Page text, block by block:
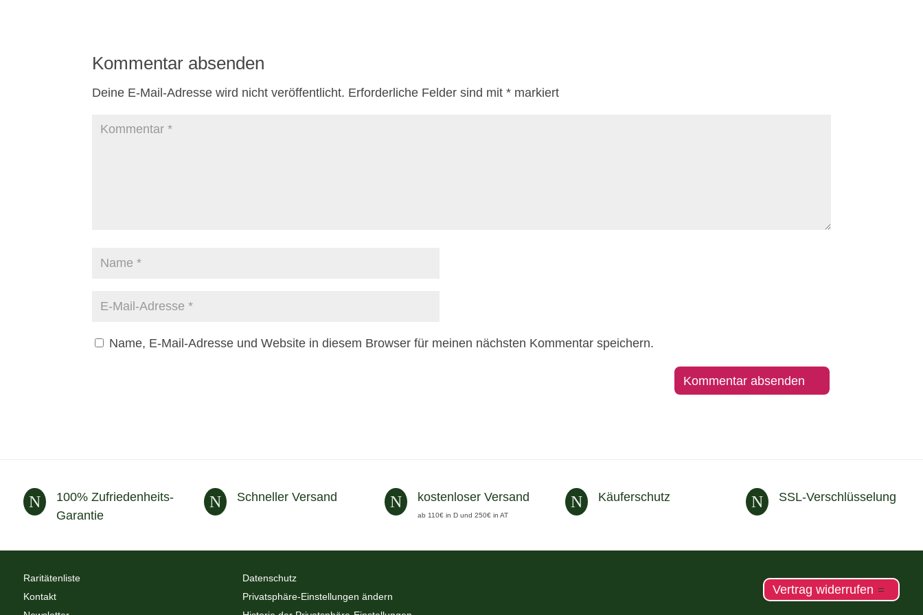
Kommentar absenden
Deine E-Mail-Adresse wird nicht veröffentlicht. Erforderliche Felder sind mit* markiert
Name, E-Mail-Adresse und Website in diesem Browser für meinen nächsten Kommentar speichern.
N
100% Zufriedenheits-
Garantie
N Schneller Versand N kostenloser Versand
ab 110€ in D und 250€ in AT
N Käuferschutz N SSL-Verschlüsselung
Raritätenliste
Kontakt
Datenschutz
Privatsphäre-Einstellungen ändern
Vertrag widerrufen